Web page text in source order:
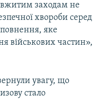
вжитим заходам не
хвороби серед
яке
військових частин»,
увагу, що
стало